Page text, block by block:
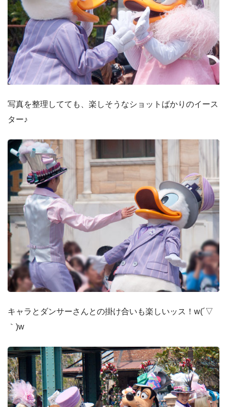
写真を整理してても、楽しそうなショットばかりのイース
ター♪
キャラとダンサーさんとの掛け合いも楽しいッス！w(´▽
｀)w